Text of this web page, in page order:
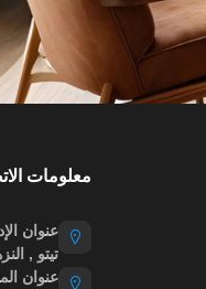
معلومات
تيتو ,